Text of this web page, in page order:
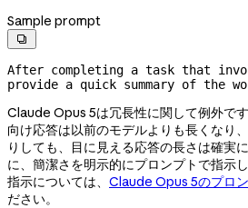
Sample prompt

After completing a task that
provide a quick summary of the
Claude Opus 5は冗長性に関して例外で
向け応答は以前のモデルよりも長くなり、
りしても、目に見える応答の長さは確実
に、簡潔さを明示的にプロンプトで指示
指示については、 Claude Opus 5のプロ
ださい。